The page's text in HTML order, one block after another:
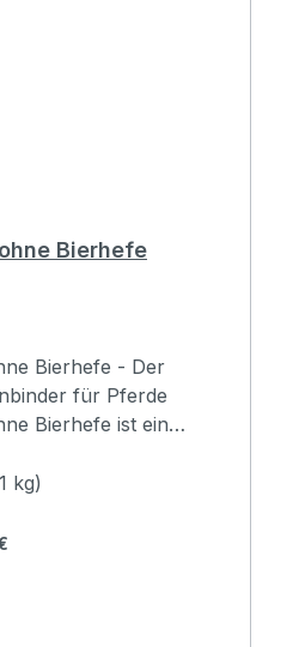
Bierhefe
Bierhefe - Der
für Pferde
Bierhefe ist ein
Pferde, das aus
besteht.
einer Wurmkur
gereizt und
kg)